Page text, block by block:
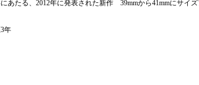
あたる、2012年に発表された新作 39mmから41mmにサイ
年